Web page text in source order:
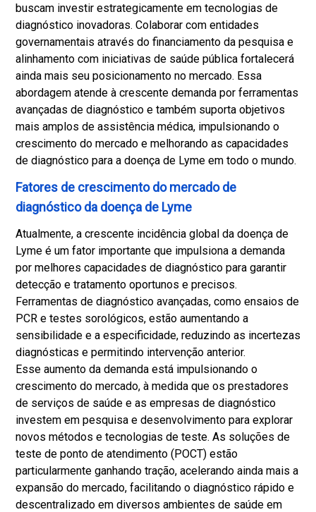
buscam investir estrategicamente em tecnologias de
diagnóstico inovadoras. Colaborar com entidades
governamentais através do financiamento da pesquisa e
alinhamento com iniciativas de saúde pública fortalecerá
ainda mais seu posicionamento no mercado. Essa
abordagem atende à crescente demanda por ferramentas
avançadas de diagnóstico e também suporta objetivos
mais amplos de assistência médica, impulsionando o
crescimento do mercado e melhorando as capacidades
de diagnóstico para a doença de Lyme em todo o mundo.
Fatores de crescimento do mercado de
diagnóstico da doença de Lyme
Atualmente, a crescente incidência global da doença de
Lyme é um fator importante que impulsiona a demanda
por melhores capacidades de diagnóstico para garantir
detecção e tratamento oportunos e precisos.
Ferramentas de diagnóstico avançadas, como ensaios de
PCR e testes sorológicos, estão aumentando a
sensibilidade e a especificidade, reduzindo as incertezas
diagnósticas e permitindo intervenção anterior.
Esse aumento da demanda está impulsionando o
crescimento do mercado, à medida que os prestadores
de serviços de saúde e as empresas de diagnóstico
investem em pesquisa e desenvolvimento para explorar
novos métodos e tecnologias de teste. As soluções de
teste de ponto de atendimento (POCT) estão
particularmente ganhando tração, acelerando ainda mais a
expansão do mercado, facilitando o diagnóstico rápido e
descentralizado em diversos ambientes de saúde em